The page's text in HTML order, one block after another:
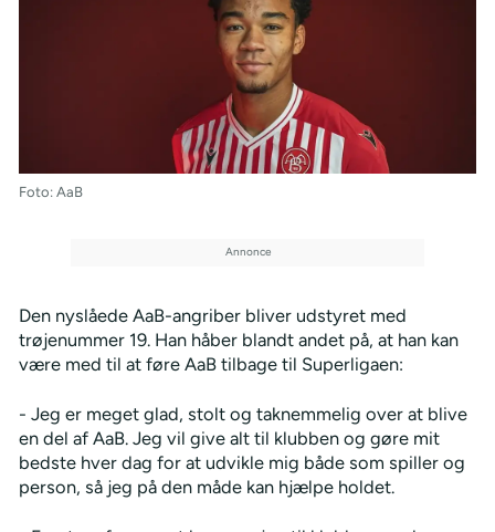
Foto: AaB
Den nyslåede AaB-angriber bliver udstyret med
trøjenummer 19. Han håber blandt andet på, at han kan
være med til at føre AaB tilbage til Superligaen:
- Jeg er meget glad, stolt og taknemmelig over at blive
en del af AaB. Jeg vil give alt til klubben og gøre mit
bedste hver dag for at udvikle mig både som spiller og
person, så jeg på den måde kan hjælpe holdet.